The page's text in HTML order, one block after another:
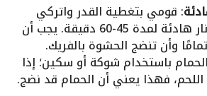
: قومي بتغطية القدر واتركي
الحمام يغلي على نار هادئة لمدة 45-60 دقيقة. يجب أن
وأن تنضج الحشوة بالفريك.
باستخدام شوكة أو سكين؛ إذا
فهذا يعني أن الحمام قد نضج.